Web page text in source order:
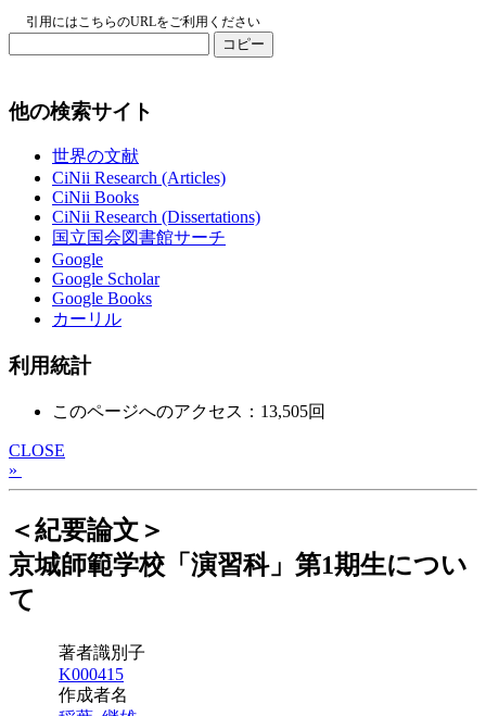
引用にはこちらのURLをご利用ください
コピー
他の検索サイト
世界の文献
CiNii Research (Articles)
CiNii Books
CiNii Research (Dissertations)
国立国会図書館サーチ
Google
Google Scholar
Google Books
カーリル
利用統計
このページへのアクセス：13,505回
CLOSE
»
＜紀要論文＞
京城師範学校「演習科」第1期生につい
て
著者識別子
K000415
作成者名